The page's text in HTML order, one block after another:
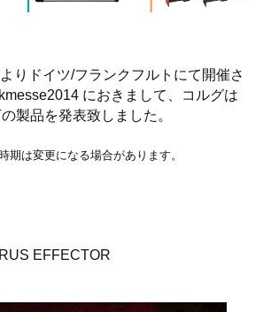
りドイツ/フランクフルトにて開催さ
におきまして、コルグは
の製品を発表致しました。
期は変更になる場合があります。
EFFECTOR